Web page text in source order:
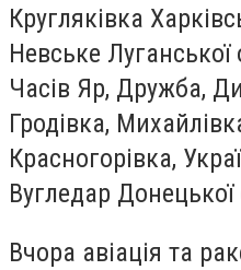
Кругляківка
Невське Луганської
Часів Яр, Дружба,
Гродівка,
Красногорівка,
Вугледар Донецької
Вчора авіація та